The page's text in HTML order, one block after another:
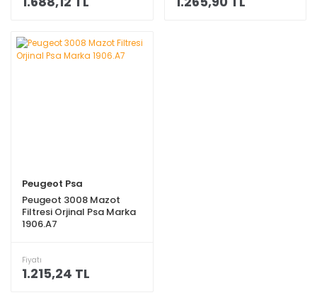
Peugeot Psa
Peugeot 3008 Mazot
Filtresi Orjinal Psa Marka
1906.A7
Fiyatı
1.215,24 TL